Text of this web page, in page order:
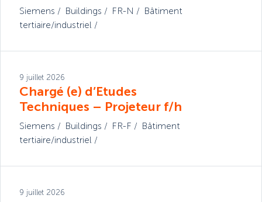
Siemens Buildings FR-N
Bâtiment
tertiaire/industriel
9 juillet 2026
Chargé (e) d’Etudes
Techniques – Projeteur f/h
Siemens Buildings FR-F
Bâtiment
tertiaire/industriel
9 juillet 2026